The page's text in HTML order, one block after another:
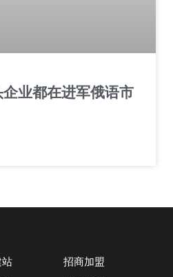
业都在进军俄语市
招商加盟